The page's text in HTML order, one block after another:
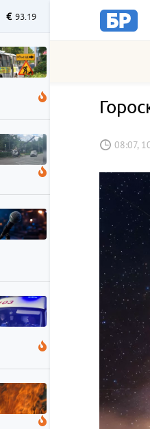
93.19
08:07,